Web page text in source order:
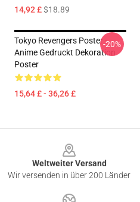
14,92 £$18.89
Tokyo Revengers Poster -
Anime Gedruckt Dekoration
Poster
15,64 £ - 36,26 £
-20%
Weltweiter Versand
Wir versenden in über 200 Länder